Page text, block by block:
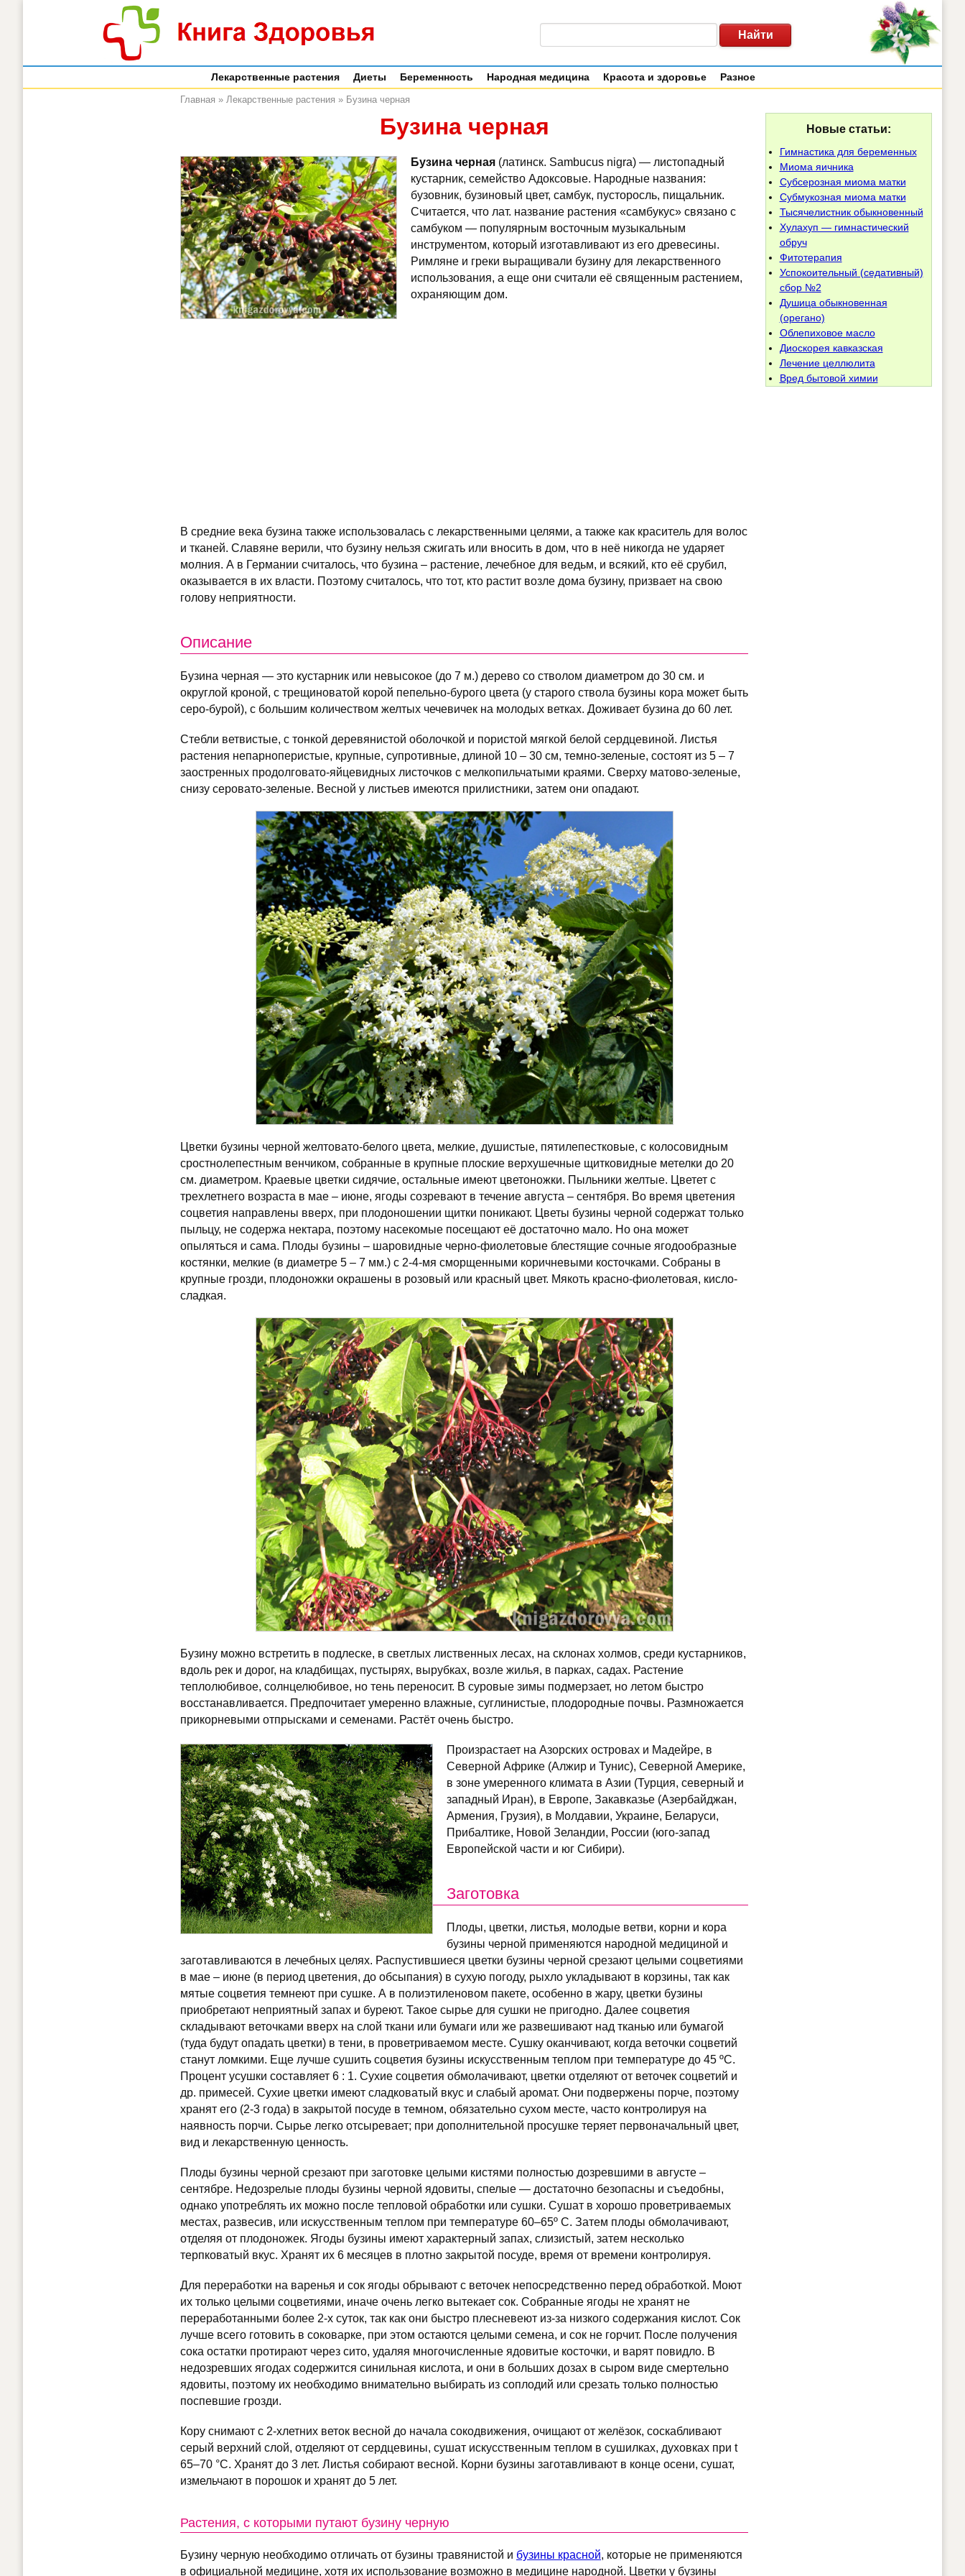
Лекарственные растения Диеты Беременность Народная медицина Красота и здоровье Разное
Главная » Лекарственные растения » Бузина черная
Бузина черная
Бузина черная (латинск. Sambucus nigra) — листопадный
кустарник, семейство Адоксовые. Народные названия:
бузовник, бузиновый цвет, самбук, пусторосль, пищальник.
Считается, что лат. название растения «самбукус» связано с
самбуком — популярным восточным музыкальным
инструментом, который изготавливают из его древесины.
Римляне и греки выращивали бузину для лекарственного
использования, а еще они считали её священным растением,
охраняющим дом.
В средние века бузина также использовалась с лекарственными целями, а также как краситель для волос
и тканей. Славяне верили, что бузину нельзя сжигать или вносить в дом, что в неё никогда не ударяет
молния. А в Германии считалось, что бузина – растение, лечебное для ведьм, и всякий, кто её срубил,
оказывается в их власти. Поэтому считалось, что тот, кто растит возле дома бузину, призвает на свою
голову неприятности.
Описание
Бузина черная — это кустарник или невысокое (до 7 м.) дерево со стволом диаметром до 30 см. и
округлой кроной, с трещиноватой корой пепельно-бурого цвета (у старого ствола бузины кора может быть
серо-бурой), с большим количеством желтых чечевичек на молодых ветках. Доживает бузина до 60 лет.
Стебли ветвистые, с тонкой деревянистой оболочкой и пористой мягкой белой сердцевиной. Листья
растения непарноперистые, крупные, супротивные, длиной 10 – 30 см, темно-зеленые, состоят из 5 – 7
заостренных продолговато-яйцевидных листочков с мелкопильчатыми краями. Сверху матово-зеленые,
снизу серовато-зеленые. Весной у листьев имеются прилистники, затем они опадают.
Цветки бузины черной желтовато-белого цвета, мелкие, душистые, пятилепестковые, с колосовидным
сростнолепестным венчиком, собранные в крупные плоские верхушечные щитковидные метелки до 20
см. диаметром. Краевые цветки сидячие, остальные имеют цветоножки. Пыльники желтые. Цветет с
трехлетнего возраста в мае – июне, ягоды созревают в течение августа – сентября. Во время цветения
соцветия направлены вверх, при плодоношении щитки поникают. Цветы бузины черной содержат только
пыльцу, не содержа нектара, поэтому насекомые посещают её достаточно мало. Но она может
опыляться и сама. Плоды бузины – шаровидные черно-фиолетовые блестящие сочные ягодообразные
костянки, мелкие (в диаметре 5 – 7 мм.) с 2-4-мя сморщенными коричневыми косточками. Собраны в
крупные грозди, плодоножки окрашены в розовый или красный цвет. Мякоть красно-фиолетовая, кисло-
сладкая.
Бузину можно встретить в подлеске, в светлых лиственных лесах, на склонах холмов, среди кустарников,
вдоль рек и дорог, на кладбищах, пустырях, вырубках, возле жилья, в парках, садах. Растение
теплолюбивое, солнцелюбивое, но тень переносит. В суровые зимы подмерзает, но летом быстро
восстанавливается. Предпочитает умеренно влажные, суглинистые, плодородные почвы. Размножается
прикорневыми отпрысками и семенами. Растёт очень быстро.
Произрастает на Азорских островах и Мадейре, в
Северной Африке (Алжир и Тунис), Северной Америке,
в зоне умеренного климата в Азии (Турция, северный и
западный Иран), в Европе, Закавказье (Азербайджан,
Армения, Грузия), в Молдавии, Украине, Беларуси,
Прибалтике, Новой Зеландии, России (юго-запад
Европейской части и юг Сибири).
Заготовка
Плоды, цветки, листья, молодые ветви, корни и кора
бузины черной применяются народной медициной и
заготавливаются в лечебных целях. Распустившиеся цветки бузины черной срезают целыми соцветиями
в мае – июне (в период цветения, до обсыпания) в сухую погоду, рыхло укладывают в корзины, так как
мятые соцветия темнеют при сушке. А в полиэтиленовом пакете, особенно в жару, цветки бузины
приобретают неприятный запах и буреют. Такое сырье для сушки не пригодно. Далее соцветия
складывают веточками вверх на слой ткани или бумаги или же развешивают над тканью или бумагой
(туда будут опадать цветки) в тени, в проветриваемом месте. Сушку оканчивают, когда веточки соцветий
станут ломкими. Еще лучше сушить соцветия бузины искусственным теплом при температуре до 45 ºС.
Процент усушки составляет 6 : 1. Сухие соцветия обмолачивают, цветки отделяют от веточек соцветий и
др. примесей. Сухие цветки имеют сладковатый вкус и слабый аромат. Они подвержены порче, поэтому
хранят его (2-3 года) в закрытой посуде в темном, обязательно сухом месте, часто контролируя на
наявность порчи. Сырье легко отсыревает; при дополнительной просушке теряет первоначальный цвет,
вид и лекарственную ценность.
Плоды бузины черной срезают при заготовке целыми кистями полностью дозревшими в августе –
сентябре. Недозрелые плоды бузины черной ядовиты, спелые — достаточно безопасны и съедобны,
однако употреблять их можно после тепловой обработки или сушки. Сушат в хорошо проветриваемых
местах, развесив, или искусственным теплом при температуре 60–65º C. Затем плоды обмолачивают,
отделяя от плодоножек. Ягоды бузины имеют характерный запах, слизистый, затем несколько
терпковатый вкус. Хранят их 6 месяцев в плотно закрытой посуде, время от времени контролируя.
Для переработки на варенья и сок ягоды обрывают с веточек непосредственно перед обработкой. Моют
их только целыми соцветиями, иначе очень легко вытекает сок. Собранные ягоды не хранят не
переработанными более 2-х суток, так как они быстро плесневеют из-за низкого содержания кислот. Сок
лучше всего готовить в соковарке, при этом остаются целыми семена, и сок не горчит. После получения
сока остатки протирают через сито, удаляя многочисленные ядовитые косточки, и варят повидло. В
недозревших ягодах содержится синильная кислота, и они в больших дозах в сыром виде смертельно
ядовиты, поэтому их необходимо внимательно выбирать из соплодий или срезать только полностью
поспевшие грозди.
Кору снимают с 2-хлетних веток весной до начала сокодвижения, очищают от желёзок, соскабливают
серый верхний слой, отделяют от сердцевины, сушат искусственным теплом в сушилках, духовках при t
65–70 °С. Хранят до 3 лет. Листья собирают весной. Корни бузины заготавливают в конце осени, сушат,
измельчают в порошок и хранят до 5 лет.
Растения, с которыми путают бузину черную
Бузину черную необходимо отличать от бузины травянистой и бузины красной, которые не применяются
в официальной медицине, хотя их использование возможно в медицине народной. Цветки у бузины
Новые статьи:
Гимнастика для беременных
Миома яичника
Субсерозная миома матки
Субмукозная миома матки
Тысячелистник обыкновенный
Хулахуп — гимнастический
обруч
Фитотерапия
Успокоительный (седативный)
сбор №2
Душица обыкновенная
(орегано)
Облепиховое масло
Диоскорея кавказская
Лечение целлюлита
Вред бытовой химии